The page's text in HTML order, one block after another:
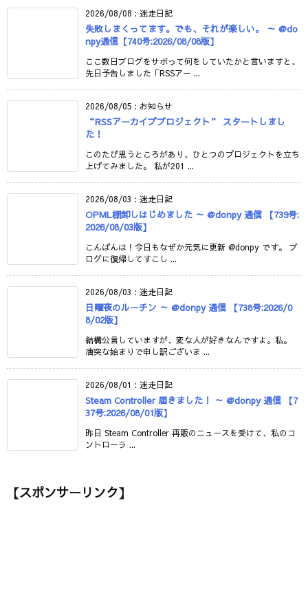
2026/08/08 : 迷走日記
失敗しまくってます。でも、それが楽しい。 ～ @do
npy通信【740号:2026/08/08版】
ここ数日ブログをサボって何をしていたかと言いますと、
先日予告しました「RSSアー ...
2026/08/05 : お知らせ
“RSSアーカイブプロジェクト” スタートしまし
た！
このたび思うところがあり、ひとつのプロジェクトを立ち
上げてみました。 私が201 ...
2026/08/03 : 迷走日記
OPML棚卸しはじめました ～ @donpy 通信 【739号:
2026/08/03版】
こんばんは！今日もなぜか元気に更新 @donpy です。 ブ
ログに復帰してすこし ...
2026/08/03 : 迷走日記
日曜夜のルーチン ～ @donpy 通信 【738号:2026/0
8/02版】
結構公言していますが、変な人が好きなんですよ。私。
唐突な始まりで申し訳ございま ...
2026/08/01 : 迷走日記
Steam Controller 届きました！ ～ @donpy 通信 【7
37号:2026/08/01版】
昨日 Steam Controller 再販のニュースを受けて、私のコ
ントローラ ...
【スポンサーリンク】